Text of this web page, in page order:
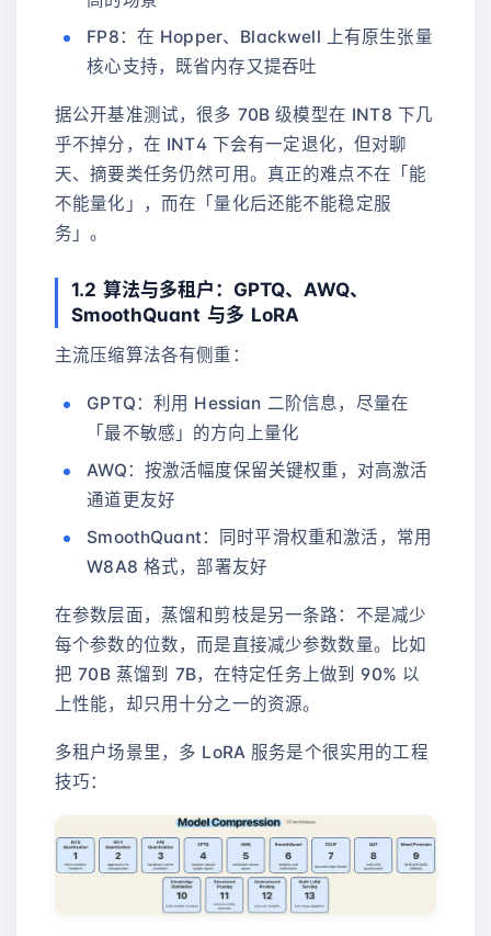
FP8：在 Hopper、Blackwell 上有原生张量
核心支持，既省内存又提吞吐
据公开基准测试，很多 70B 级模型在 INT8 下几
乎不掉分，在 INT4 下会有一定退化，但对聊
天、摘要类任务仍然可用。真正的难点不在「能
不能量化」，而在「量化后还能不能稳定服
务」。
1.2 算法与多租户：GPTQ、AWQ、
SmoothQuant 与多 LoRA
主流压缩算法各有侧重：
GPTQ：利用 Hessian 二阶信息，尽量在
「最不敏感」的方向上量化
AWQ：按激活幅度保留关键权重，对高激活
通道更友好
SmoothQuant：同时平滑权重和激活，常用
W8A8 格式，部署友好
在参数层面，蒸馏和剪枝是另一条路：不是减少
每个参数的位数，而是直接减少参数数量。比如
把 70B 蒸馏到 7B，在特定任务上做到 90% 以
上性能，却只用十分之一的资源。
多租户场景里，多 LoRA 服务是个很实用的工程
技巧：